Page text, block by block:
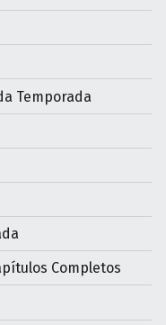
Temporada
Completos